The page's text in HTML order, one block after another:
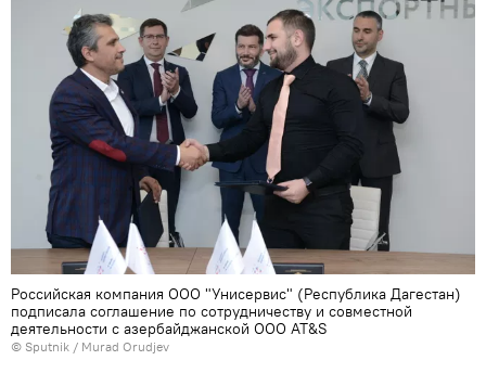
Российская компания ООО "Унисервис" (Республика Дагестан)
подписала соглашение по сотрудничеству и совместной
деятельности с азербайджанской ООО AT&S
© Sputnik / Murad Orudjev